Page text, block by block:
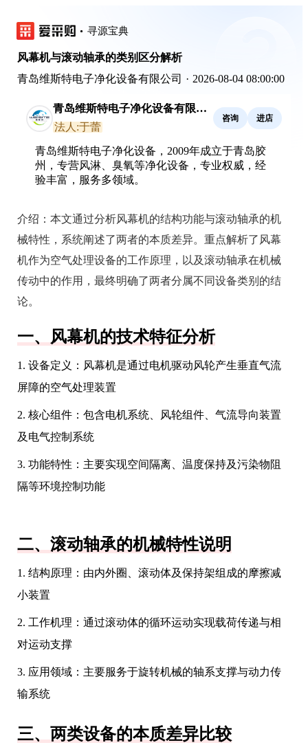
寻源宝典
风幕机与滚动轴承的类别区分解析
青岛维斯特电子净化设备有限公司 · 2026-08-04 08:00:00
青岛维斯特电子净化设备有限公
司
法人:于蕾
咨询 进店
青岛维斯特电子净化设备，2009年成立于青岛胶
州，专营风淋、臭氧等净化设备，专业权威，经
验丰富，服务多领域。
介绍： 本文通过分析风幕机的结构功能与滚动轴承的机
械特性，系统阐述了两者的本质差异。重点解析了风幕
机作为空气处理设备的工作原理，以及滚动轴承在机械
传动中的作用，最终明确了两者分属不同设备类别的结
论。
一、风幕机的技术特征分析
1. 设备定义：风幕机是通过电机驱动风轮产生垂直气流
屏障的空气处理装置
2. 核心组件：包含电机系统、风轮组件、气流导向装置
及电气控制系统
3. 功能特性：主要实现空间隔离、温度保持及污染物阻
隔等环境控制功能
二、滚动轴承的机械特性说明
1. 结构原理：由内外圈、滚动体及保持架组成的摩擦减
小装置
2. 工作机理：通过滚动体的循环运动实现载荷传递与相
对运动支撑
3. 应用领域：主要服务于旋转机械的轴系支撑与动力传
输系统
三、两类设备的本质差异比较